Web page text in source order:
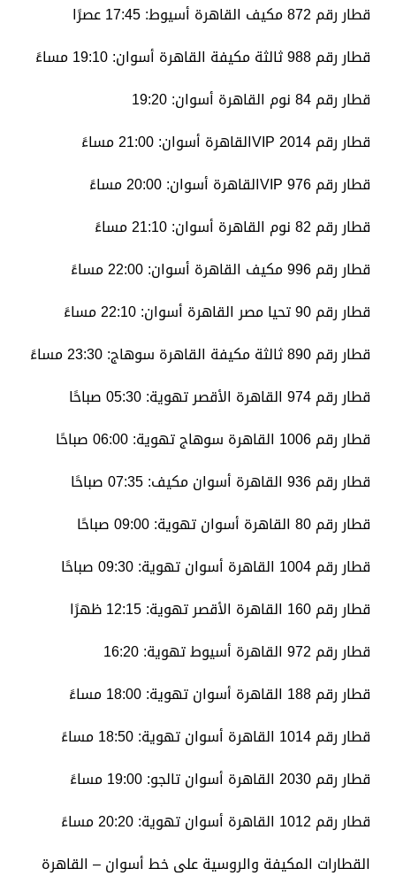
قطار رقم 872 مكيف القاهرة أسيوط: 17:45 عصرًا
قطار رقم 988 ثالثة مكيفة القاهرة أسوان: 19:10 مساءً
قطار رقم 84 نوم القاهرة أسوان: 19:20
قطار رقم 2014 VIPالقاهرة أسوان: 21:00 مساءً
قطار رقم 976 VIPالقاهرة أسوان: 20:00 مساءً
قطار رقم 82 نوم القاهرة أسوان: 21:10 مساءً
قطار رقم 996 مكيف القاهرة أسوان: 22:00 مساءً
قطار رقم 90 تحيا مصر القاهرة أسوان: 22:10 مساءً
قطار رقم 890 ثالثة مكيفة القاهرة سوهاج: 23:30 مساءً
قطار رقم 974 القاهرة الأقصر تهوية: 05:30 صباحًا
قطار رقم 1006 القاهرة سوهاج تهوية: 06:00 صباحًا
قطار رقم 936 القاهرة أسوان مكيف: 07:35 صباحًا
قطار رقم 80 القاهرة أسوان تهوية: 09:00 صباحًا
قطار رقم 1004 القاهرة أسوان تهوية: 09:30 صباحًا
قطار رقم 160 القاهرة الأقصر تهوية: 12:15 ظهرًا
قطار رقم 972 القاهرة أسيوط تهوية: 16:20
قطار رقم 188 القاهرة أسوان تهوية: 18:00 مساءً
قطار رقم 1014 القاهرة أسوان تهوية: 18:50 مساءً
قطار رقم 2030 القاهرة أسوان تالجو: 19:00 مساءً
قطار رقم 1012 القاهرة أسوان تهوية: 20:20 مساءً
القطارات المكيفة والروسية على خط أسوان – القاهرة